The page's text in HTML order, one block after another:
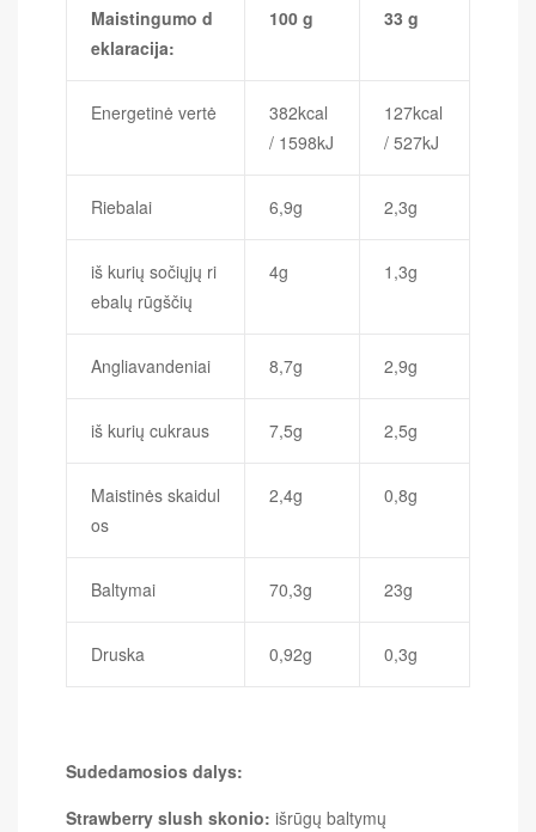
Maistingumo d
eklaracija:
100 g 33 g
Energetinė vertė
382kcal
/ 1598kJ
127kcal
/ 527kJ
Riebalai 6,9g 2,3g
iš kurių sočiųjų ri
ebalų rūgščių
4g 1,3g
Angliavandeniai 8,7g 2,9g
iš kurių cukraus 7,5g 2,5g
Maistinės skaidul
os
2,4g 0,8g
Baltymai 70,3g 23g
Druska 0,92g 0,3g
Sudedamosios dalys:
Strawberry slush skonio: išrūgų baltymų